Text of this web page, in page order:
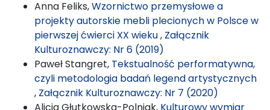
Anna Feliks,Wzornictwo przemysłowe a
projekty autorskie mebli plecionych w Polsce w
pierwszej ćwierci XX wieku, Załącznik
Kulturoznawczy: Nr 6 (2019)
Paweł Stangret, Tekstualność performatywna,
czyli metodologia badań legend artystycznych
, Załącznik Kulturoznawczy: Nr 7 (2020)